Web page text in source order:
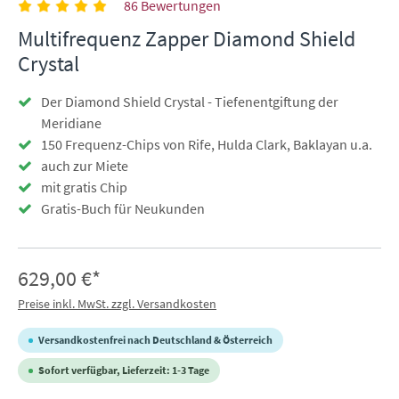
86 Bewertungen
Multifrequenz Zapper Diamond Shield
Crystal
Der Diamond Shield Crystal - Tiefenentgiftung der
Meridiane
150 Frequenz-Chips von Rife, Hulda Clark, Baklayan u.a.
auch zur Miete
mit gratis Chip
Gratis-Buch für Neukunden
629,00 €*
Preise inkl. MwSt. zzgl. Versandkosten
Versandkostenfrei nach Deutschland & Österreich
Sofort verfügbar, Lieferzeit: 1-3 Tage